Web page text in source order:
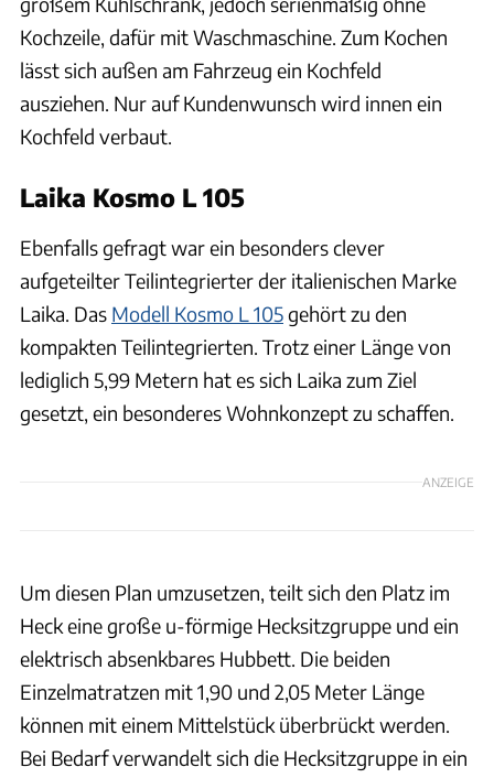
Kochzeile, dafür mit Waschmaschine. Zum Kochen
lässt sich außen am Fahrzeug ein Kochfeld
ausziehen. Nur auf Kundenwunsch wird innen ein
Kochfeld verbaut.
Laika Kosmo L 105
Ebenfalls gefragt war ein besonders clever
aufgeteilter Teilintegrierter der italienischen Marke
Laika. Das Modell Kosmo L 105gehört zu den
kompakten Teilintegrierten. Trotz einer Länge von
lediglich 5,99 Metern hat es sich Laika zum Ziel
gesetzt, ein besonderes Wohnkonzept zu schaffen.
ANZEIGE
Um diesen Plan umzusetzen, teilt sich den Platz im
Heck eine große u-förmige Hecksitzgruppe und ein
elektrisch absenkbares Hubbett. Die beiden
Einzelmatratzen mit 1,90 und 2,05 Meter Länge
können mit einem Mittelstück überbrückt werden.
Bei Bedarf verwandelt sich die Hecksitzgruppe in ein